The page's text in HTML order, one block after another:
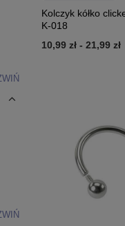
Kolczyk kółko
K-018
10,99 zł - 21,99 zł